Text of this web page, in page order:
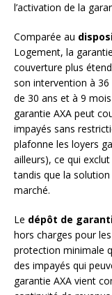
l’activation de la
Comparée au
Logement, la
couverture plus
son intervention à
de 30 ans et à 9
garantie AXA peut
impayés sans
plafonne les loyers
ailleurs), ce qui
tandis que la solution
marché.
Le dépôt de
hors charges pour
protection minimale
des impayés qui
garantie AXA vient